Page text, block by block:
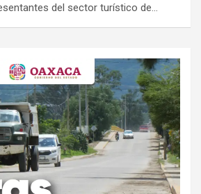
del sector turístico de…